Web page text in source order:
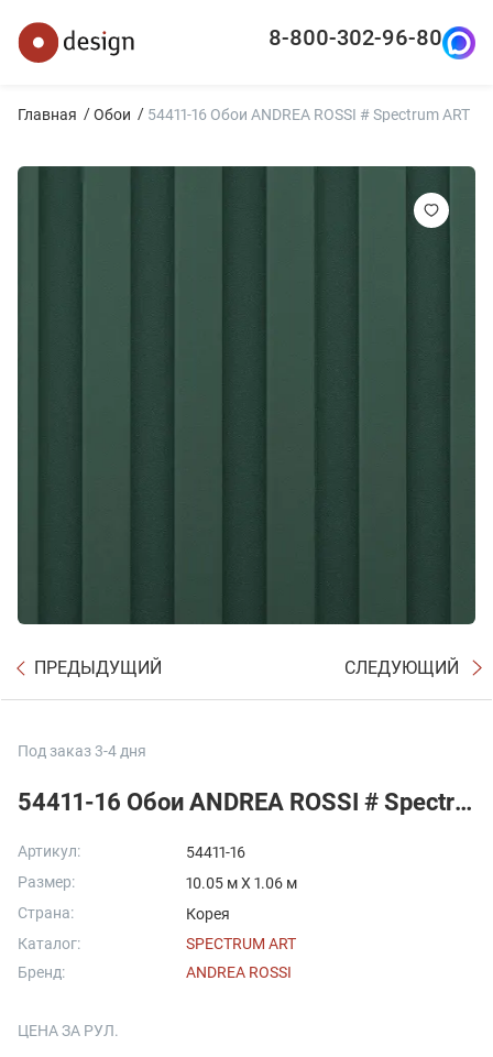
8-800-302-96-80
Главная Обои 54411-16 Обои ANDREA ROSSI # Spectrum ART
ПРЕДЫДУЩИЙ СЛЕДУЮЩИЙ
Под заказ 3-4 дня
54411-16 Обои ANDREA ROSSI # Spectrum ART
Артикул:
54411-16
Размер:
10.05 м X 1.06 м
Страна:
Корея
Каталог:
SPECTRUM ART
Бренд:
ANDREA ROSSI
ЦЕНА ЗА РУЛ.